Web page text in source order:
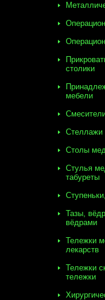
столики
мебели
Стеллажи
Столы
Стулья
табуреты
Тазы,
вёдрами
Тележки
лекарств
Тележки
тележки